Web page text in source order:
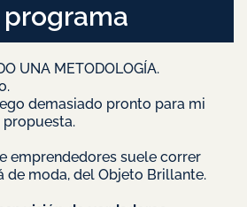
UNA METODOLOGÍA.
demasiado pronto para mi
emprendedores suele correr
de moda, del Objeto Brillante.